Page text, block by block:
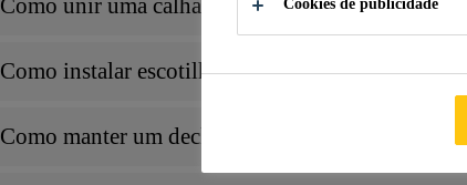
Como unir uma calha de fricção?
Como instalar escotilhas e acessórios num barco?
Como manter um deck de madeira?
Cookies de publicidade